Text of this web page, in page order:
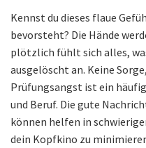
Kennst du dieses flaue
bevorsteht? Die Hände
plötzlich fühlt sich alles,
ausgelöscht an. Keine
Prüfungsangst ist ein
und Beruf. Die gute
können helfen in
dein Kopfkino zu